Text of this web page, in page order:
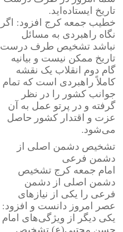
تاریخ ایستاده‌اید.
خطیب جمعه کرج افزود: اگر
نگاه راهبردی به مسائل
نباشد تشخیص طرف درست
تاریخ ممکن نیست و بیانیه
گام دوم انقلاب یک نقشه
کاملاً راهبردی است که تمام
جوانب کشور را در نظر
گرفته و در پرتو عمل به آن
عزت و اقتدار کشور حاصل
می‌شود.
تشخیص دشمن اصلی از
دشمن فرعی
امام جمعه کرج تشخیص
دشمن اصلی از دشمن
فرعی را یکی از نیازهای
عصر امروز دانست و افزود:
یکی دیگر از ویژگی‌های امام
حسن مجتبی(ع) تشخیص